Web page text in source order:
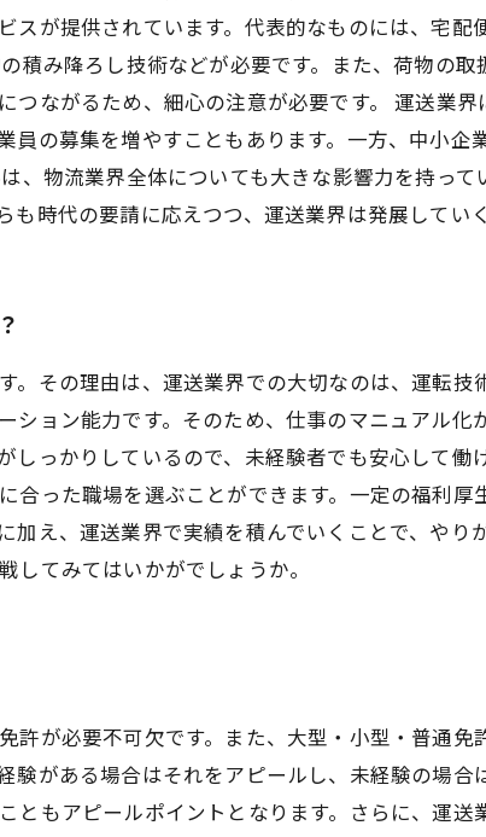
スが提供されています。代表的なものには、宅
積み降ろし技術などが必要です。また、荷物の
つながるため、細心の注意が必要です。 運送業
員の募集を増やすこともあります。一方、中小
、物流業界全体についても大きな影響力を持っ
時代の要請に応えつつ、運送業界は発展してい
。その理由は、運送業界での大切なのは、運転
ション能力です。そのため、仕事のマニュアル
しっかりしているので、未経験者でも安心して
合った職場を選ぶことができます。一定の福利
加え、運送業界で実績を積んでいくことで、や
してみてはいかがでしょうか。
許が必要不可欠です。また、大型・小型・普通
験がある場合はそれをアピールし、未経験の場
ともアピールポイントとなります。さらに、運